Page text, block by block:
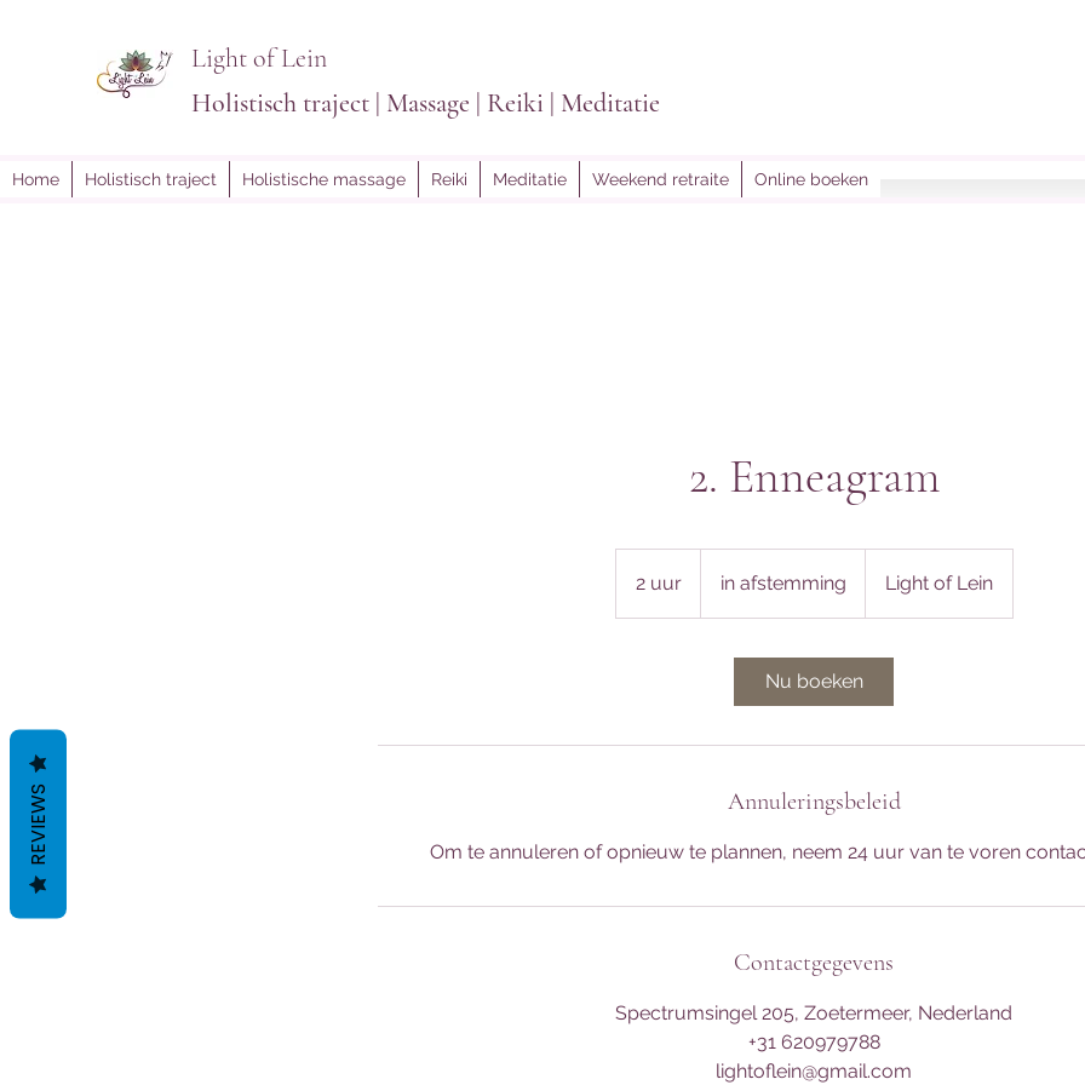
Light of Lein
Holistisch traject | Massage | Reiki | Meditatie
Home Holistisch traject Holistische massage Reiki Meditatie Weekend retraite Online boeken
2. Enneagram
2 uur2
u
in afstemming Light of Lein
Nu boeken
Annuleringsbeleid
Om te annuleren of opnieuw te plannen, neem 24 uur van te voren
Contactgegevens
Spectrumsingel 205, Zoetermeer, Nederland
+31 620979788
lightoflein@gmail.com
REVIEWS